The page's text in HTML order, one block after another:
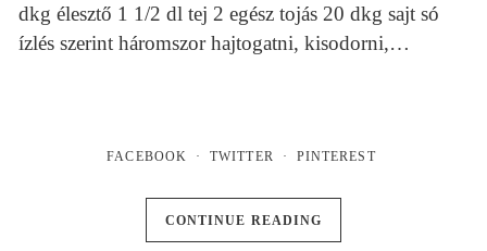
dkg élesztő 1 1/2 dl tej 2 egész tojás 20 dkg sajt só
ízlés szerint háromszor hajtogatni, kisodorni,…
FACEBOOK TWITTER PINTEREST
CONTINUE READING